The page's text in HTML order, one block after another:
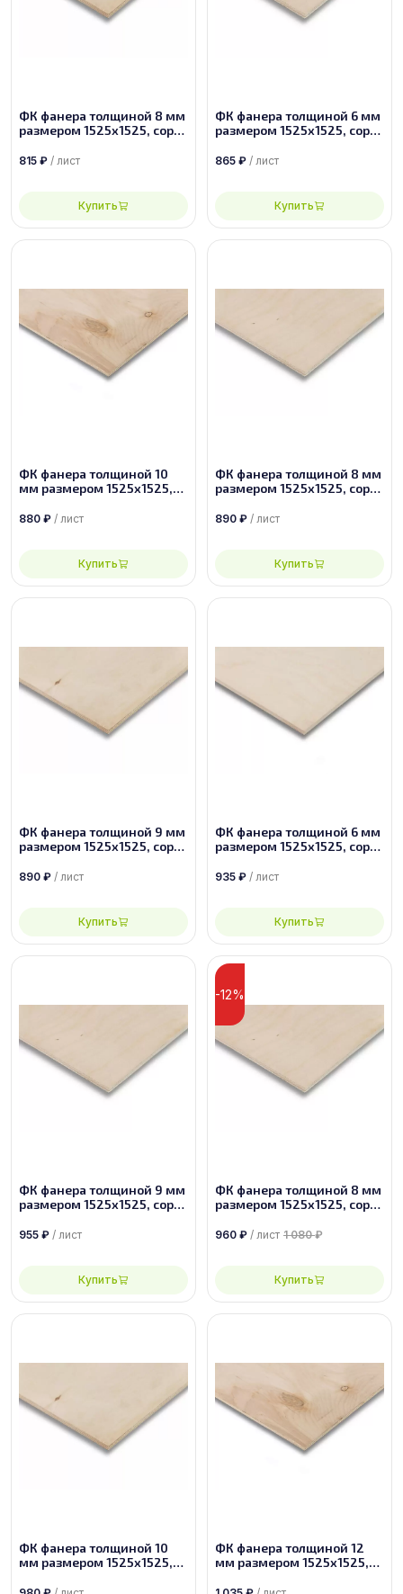
ФК фанера толщиной 8 мм
размером 1525х1525, сорт
815 ₽ / лист
Купить
ФК фанера толщиной 6 мм
размером 1525х1525, сорт
865 ₽ / лист
Купить
ФК фанера толщиной 10
мм размером 1525х1525,
880 ₽ / лист
Купить
ФК фанера толщиной 8 мм
размером 1525х1525, сорт
890 ₽ / лист
Купить
ФК фанера толщиной 9 мм
размером 1525х1525, сорт
890 ₽ / лист
Купить
ФК фанера толщиной 6 мм
размером 1525х1525, сорт
935 ₽ / лист
Купить
ФК фанера толщиной 9 мм
размером 1525х1525, сорт
955 ₽ / лист
Купить
-12%
ФК фанера толщиной 8 мм
размером 1525х1525, сорт
960 ₽ / лист 1 080₽
Купить
ФК фанера толщиной 10
мм размером 1525х1525,
ФК фанера толщиной 12
мм размером 1525х1525,